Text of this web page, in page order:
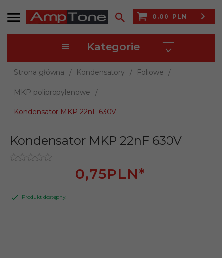
0.00 PLN
Kategorie
Strona główna Kondensatory Foliowe
MKP polipropylenowe
Kondensator MKP 22nF 630V
Kondensator MKP 22nF 630V
0,75PLN*
Produkt dostępny!